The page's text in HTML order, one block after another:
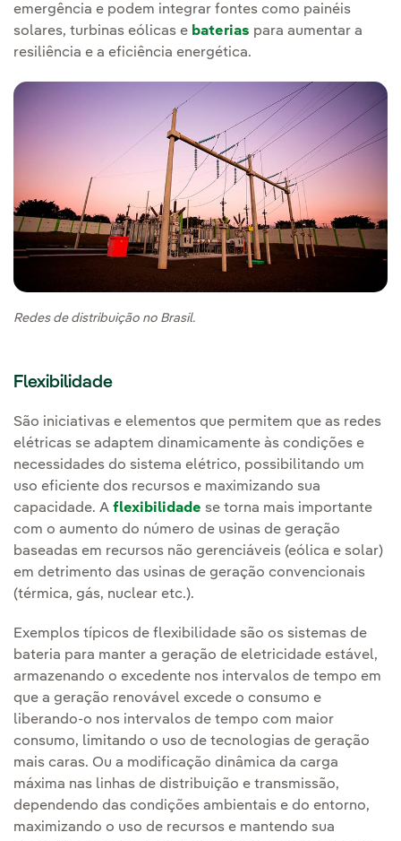
emergência e podem integrar fontes como painéis
solares, turbinas eólicas e baterias para aumentar a
resiliência e a eficiência energética.
Redes de distribuição no Brasil.
Flexibilidade
São iniciativas e elementos que permitem que as redes
elétricas se adaptem dinamicamente às condições e
necessidades do sistema elétrico, possibilitando um
uso eficiente dos recursos e maximizando sua
capacidade. A flexibilidade se torna mais importante
com o aumento do número de usinas de geração
baseadas em recursos não gerenciáveis (eólica e solar)
em detrimento das usinas de geração convencionais
(térmica, gás, nuclear etc.).
Exemplos típicos de flexibilidade são os sistemas de
bateria para manter a geração de eletricidade estável,
armazenando o excedente nos intervalos de tempo em
que a geração renovável excede o consumo e
liberando-o nos intervalos de tempo com maior
consumo, limitando o uso de tecnologias de geração
mais caras. Ou a modificação dinâmica da carga
máxima nas linhas de distribuição e transmissão,
dependendo das condições ambientais e do entorno,
maximizando o uso de recursos e mantendo sua